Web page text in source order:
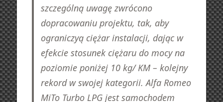
szczególną uwagę zwrócono
dopracowaniu projektu, tak, aby
ograniczyą ciężar instalacji, dając w
efekcie stosunek ciężaru do mocy na
poziomie poniżej 10 kg/ KM – kolejny
rekord w swojej kategorii. Alfa Romeo
MiTo Turbo LPG jest samochodem